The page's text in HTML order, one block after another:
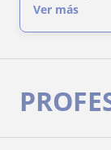
Ver más